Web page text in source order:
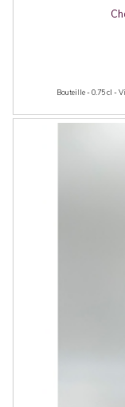
Bouteille - 0.75 cl -